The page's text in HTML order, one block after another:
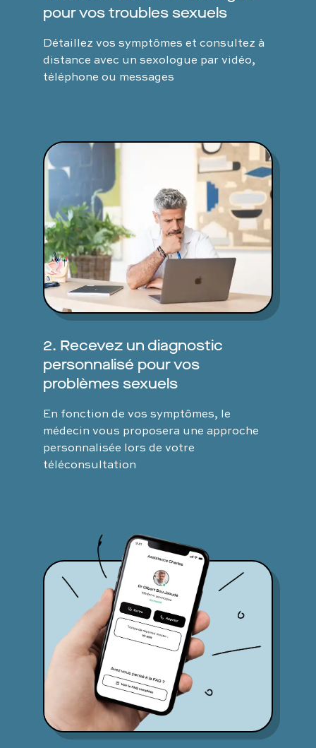
pour vos troubles sexuels
Détaillez vos symptômes et consultez à
distance avec un sexologue par vidéo,
téléphone ou messages
2. Recevez un diagnostic
personnalisé pour vos
problèmes sexuels
En fonction de vos symptômes, le
médecin vous proposera une approche
personnalisée lors de votre
téléconsultation